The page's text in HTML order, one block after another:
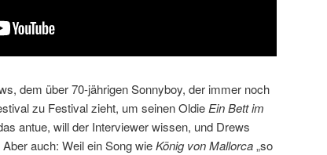
dem über 70-jährigen Sonnyboy, der immer noch
zu Festival zieht, um seinen Oldie Ein Bett im
antue, will der Interviewer wissen, und Drews
auch: Weil ein Song wieKönig von Mallorca„so